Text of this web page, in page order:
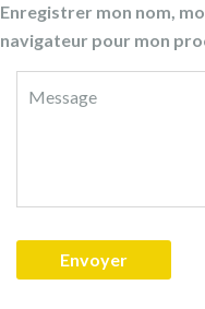
Enregistrer mon nom,
navigateur pour mon